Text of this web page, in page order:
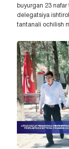
buyurgan 23
delegatsiya
tantanali ochilish